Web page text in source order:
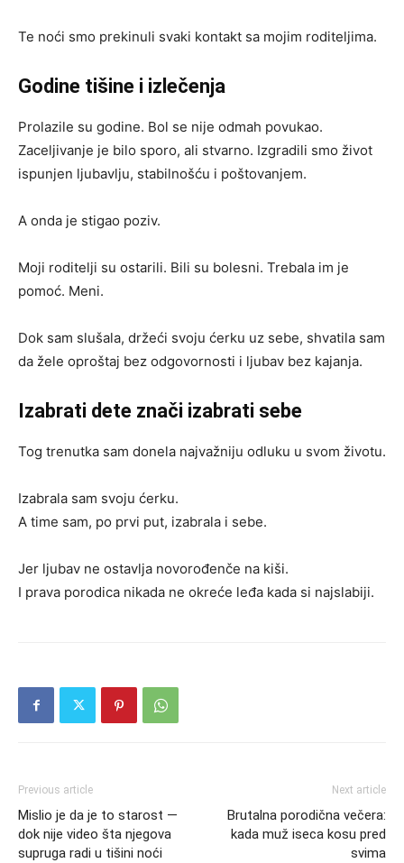
Te noći smo prekinuli svaki kontakt sa mojim roditeljima.
Godine tišine i izlečenja
Prolazile su godine. Bol se nije odmah povukao.
Zaceljivanje je bilo sporo, ali stvarno. Izgradili smo život
ispunjen ljubavlju, stabilnošću i poštovanjem.
A onda je stigao poziv.
Moji roditelji su ostarili. Bili su bolesni. Trebala im je
pomoć. Meni.
Dok sam slušala, držeći svoju ćerku uz sebe, shvatila sam
da žele oproštaj bez odgovornosti i ljubav bez kajanja.
Izabrati dete znači izabrati sebe
Tog trenutka sam donela najvažniju odluku u svom životu.
Izabrala sam svoju ćerku.
A time sam, po prvi put, izabrala i sebe.
Jer ljubav ne ostavlja novorođenče na kiši.
I prava porodica nikada ne okreće leđa kada si najslabiji.
Previous article
Mislio je da je to starost —
dok nije video šta njegova
supruga radi u tišini noći
Next article
Brutalna porodična večera:
kada muž iseca kosu pred
svima